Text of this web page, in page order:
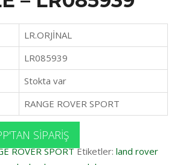
LR.ORJİNAL
LR085939
Stokta var
RANGE ROVER SPORT
SIPARIŞ
ROVER SPORT Etiketler: land rover